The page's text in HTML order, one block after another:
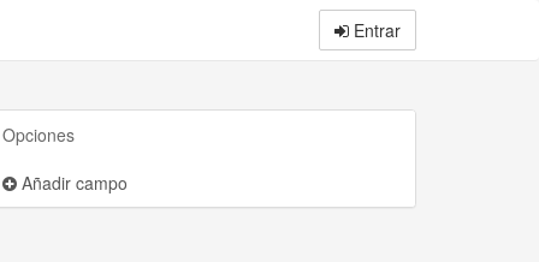
Entrar
Opciones
Añadir campo